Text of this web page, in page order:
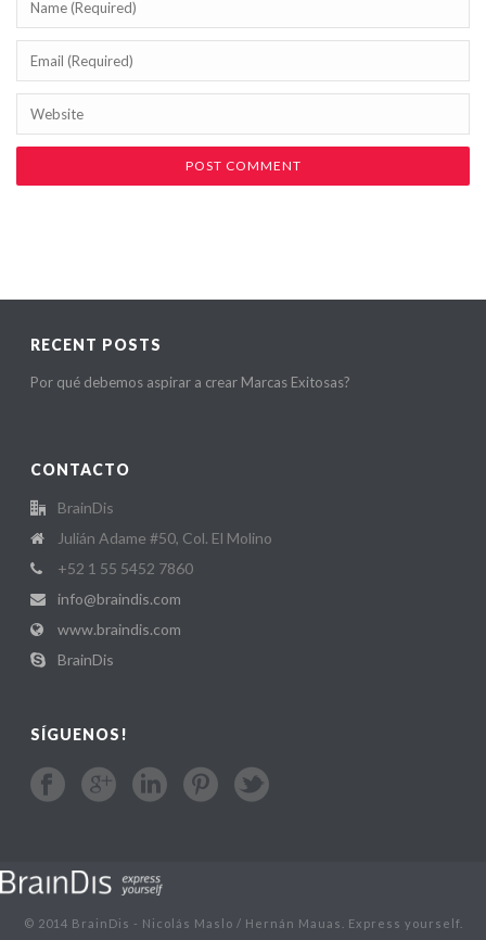
RECENT POSTS
Por qué debemos aspirar a crear Marcas Exitosas?
CONTACTO
BrainDis
Julián Adame #50, Col. El Molino
+52 1 55 5452 7860
info@braindis.com
www.braindis.com
BrainDis
SÍGUENOS!
© 2014 BrainDis - Nicolás Maslo / Hernán Mauas. Express yourself.